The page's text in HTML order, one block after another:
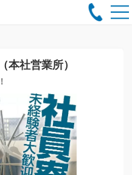
本社営業所）